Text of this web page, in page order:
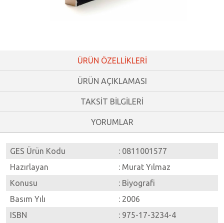
ÜRÜN ÖZELLİKLERİ
ÜRÜN AÇIKLAMASI
TAKSİT BİLGİLERİ
YORUMLAR
GES Ürün Kodu
: 0811001577
Hazırlayan
: Murat Yılmaz
Konusu
: Biyografi
Basım Yılı
: 2006
ISBN
: 975-17-3234-4